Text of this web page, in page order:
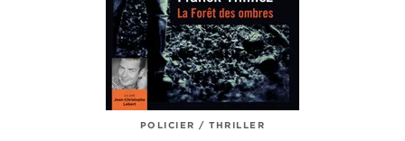
POLICIER / THRILLER